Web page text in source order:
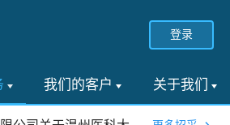
登录
我们的客户 关于我们